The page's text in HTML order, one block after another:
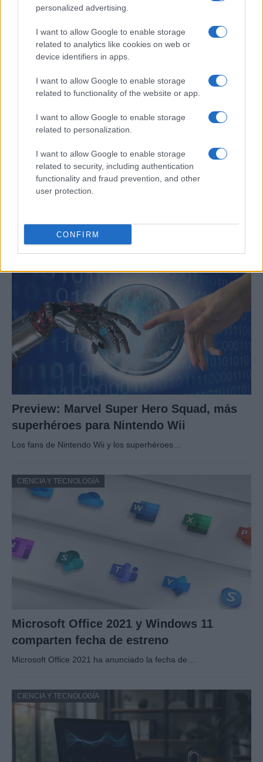
personalized advertising.
I want to allow Google to enable storage
related to analytics like cookies on web or
device identifiers in apps.
I want to allow Google to enable storage
related to functionality of the website or app.
I want to allow Google to enable storage
related to personalization.
I want to allow Google to enable storage
related to security, including authentication
functionality and fraud prevention, and other
user protection.
CONFIRM
Los planes regionales de ciencia y tecnología son…
CIENCIA Y TECNOLOGÍA
Un hombre compra el primer mensaje
Un canadiense compra el primer mensaje de texto…
Preview: Marvel Super Hero Squad, más
superhéroes para Nintendo Wii
Los fans de Nintendo Wii y los superhéroes…
CIENCIA Y TECNOLOGÍA
Microsoft Office 2021 y Windows 11
comparten fecha de estreno
Microsoft Office 2021 ha anunciado la fecha de…
CIENCIA Y TECNOLOGÍA